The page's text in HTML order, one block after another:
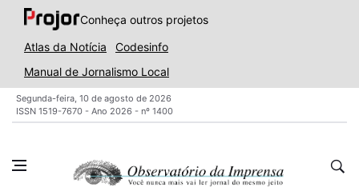
Conheça outros projetos
Atlas da Notícia
Codesinfo
Manual de Jornalismo Local
Segunda-feira, 10 de agosto de 2026
ISSN 1519-7670 - Ano 2026 - nº 1400